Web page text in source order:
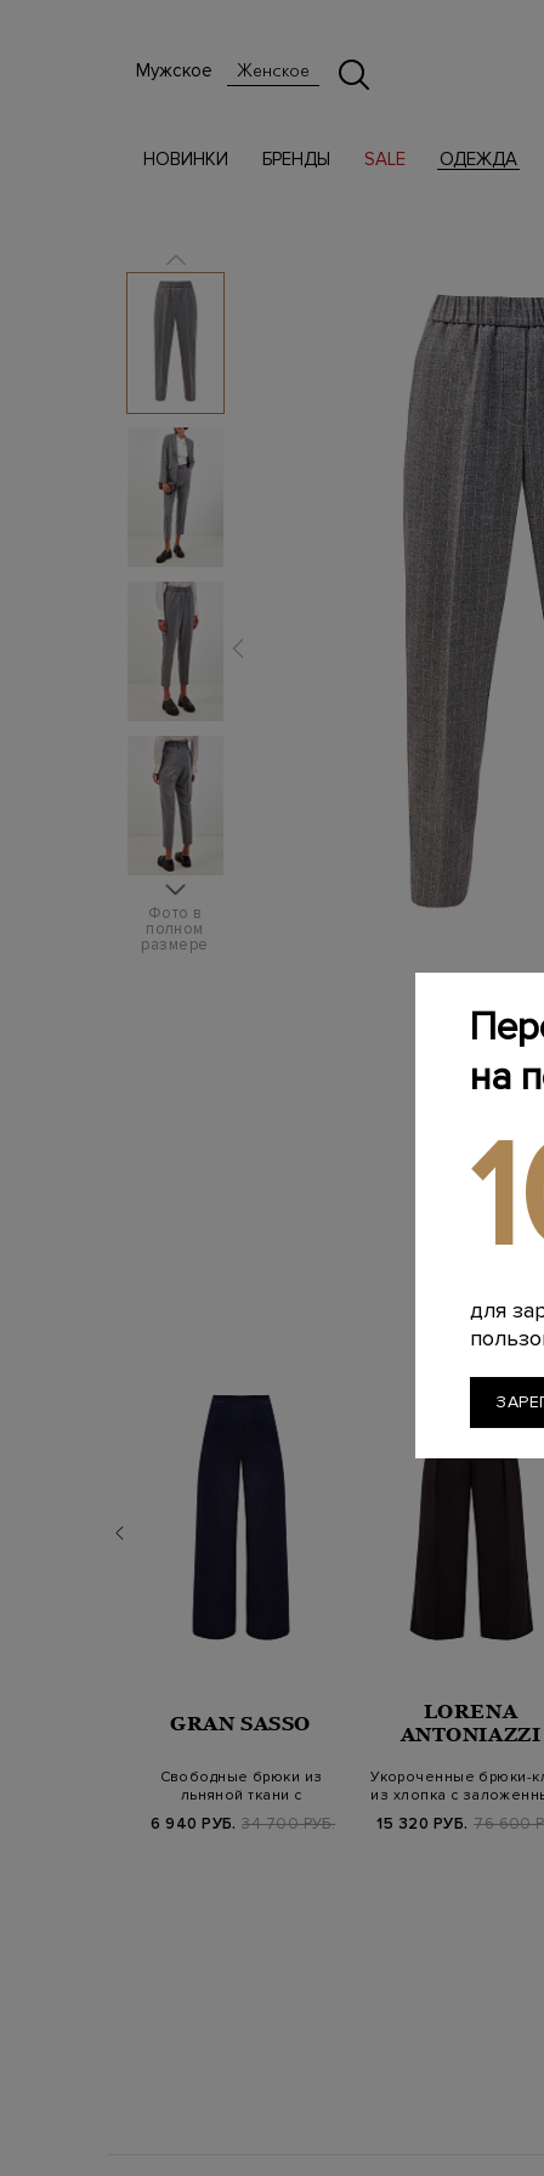
Мужское Женское
НОВИНКИ БРЕНДЫ SALE ОДЕЖДА
Фото в
полном
размере
GRAN SASSO
Свободные брюки из
льняной ткани с
6 940 РУБ. 34 700 РУБ.
LORENA
ANTONIAZZI
Укороченные брюки-
из хлопка с
15 320 РУБ. 76 600
на
для